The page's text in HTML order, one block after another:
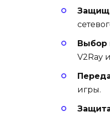
Выбор
V2Ray
игры.